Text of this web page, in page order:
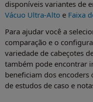
disponíveis variantes de
Vácuo Ultra-Alto e Faixa
Para ajudar você a
comparação e o
variedade de cabeçotes
também pode encontrar
beneficiam dos encoders
de estudos de caso e